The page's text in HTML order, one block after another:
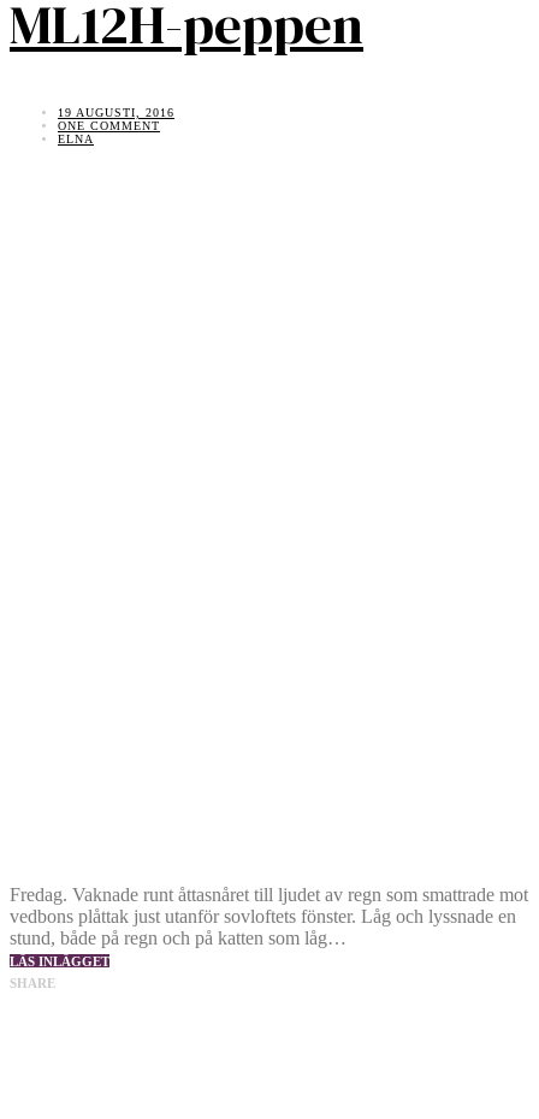
ML12H-peppen
19 AUGUSTI, 2016
ONE COMMENT
ELNA
Fredag. Vaknade runt åttasnåret till ljudet av regn som smattrade mot
vedbons plåttak just utanför sovloftets fönster. Låg och lyssnade en
stund, både på regn och på katten som låg…
LÄS INLÄGGET
SHARE